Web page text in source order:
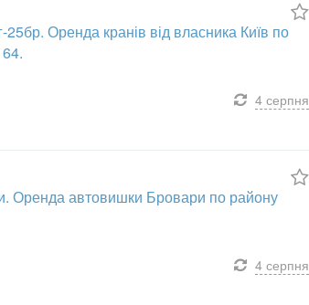
25бр. Оренда кранів від власника Київ по
4 серпня
Оренда автовишки Бровари по району
4 серпня